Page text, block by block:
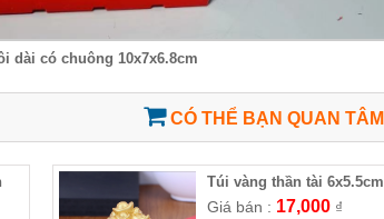
dài có chuông 10x7x6.8cm
CÓ THỂ BẠN QUAN TÂM
Túi vàng thần tài 6x5.5cm
Giá bán : 17,000₫